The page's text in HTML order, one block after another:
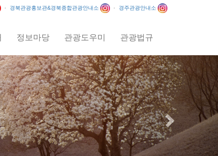
· 경북관광홍보관&경북종합관광안내소 · 경주관광안내소
정보마당 관광도우미 관광법규
Next